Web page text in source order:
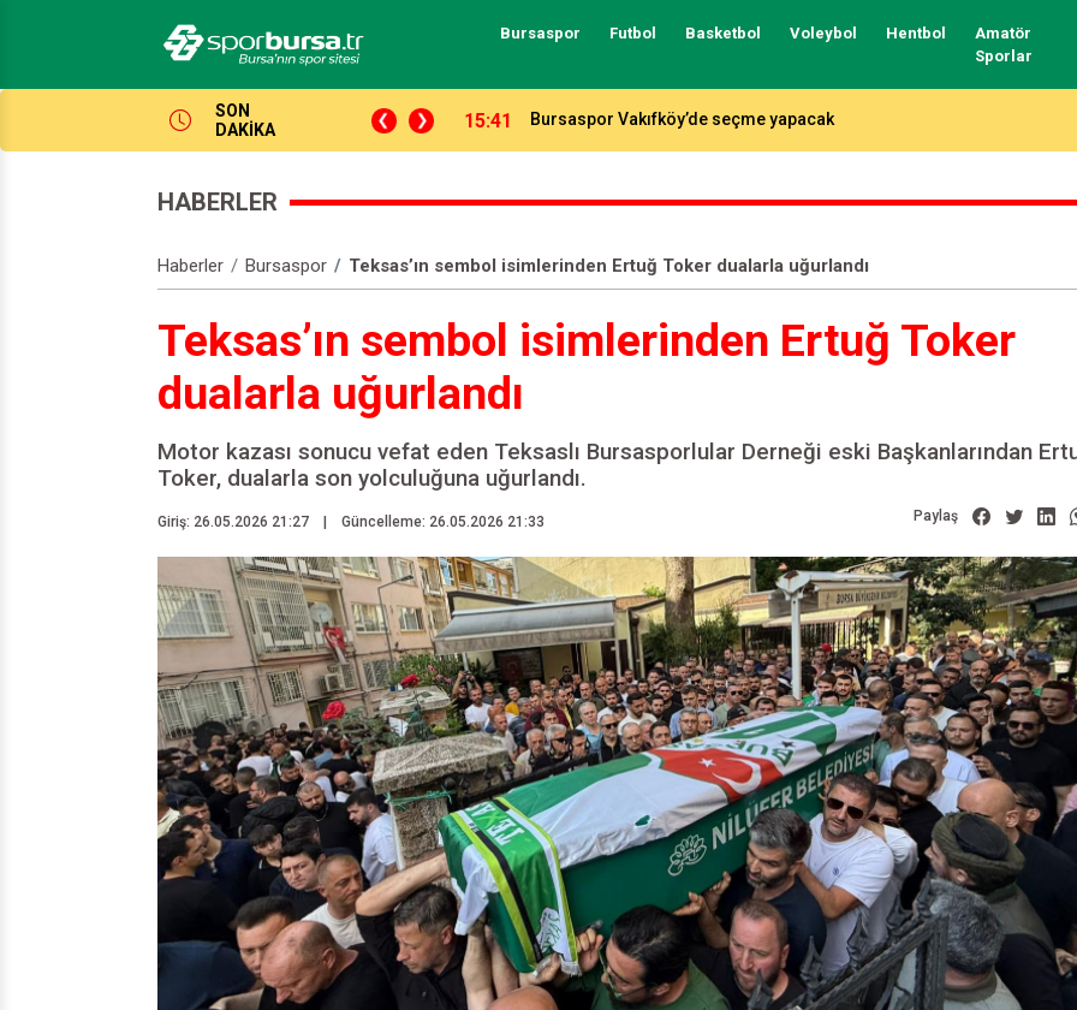
Bursaspor Futbol Basketbol Voleybol Hentbol
Amatör
Sporlar
SON
DAKİKA
14:04 Potada fikstür çekildi, işte Bursaspor ve Tofaş’ın rakipleri…
HABERLER
Haberler Bursaspor Teksas’ın sembol isimlerinden Ertuğ Toker dualarla uğurlandı
Teksas’ın sembol isimlerinden Ertuğ Toker
dualarla uğurlandı
Motor kazası sonucu vefat eden Teksaslı Bursasporlular Derneği eski Başkanlarından
Toker, dualarla son yolculuğuna uğurlandı.
Giriş: 26.05.2026 21:27 Güncelleme: 26.05.2026 21:33 Paylaş